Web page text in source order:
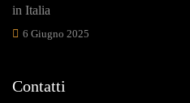
in Italia
6 Giugno 2025
Contatti